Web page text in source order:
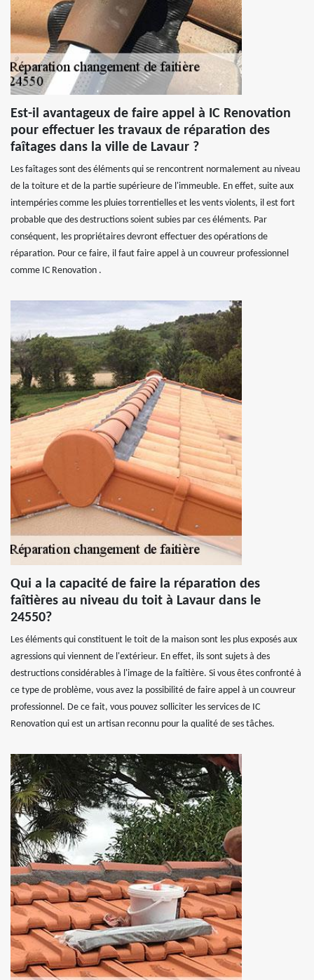
Est-il avantageux de faire appel à IC Renovation
pour effectuer les travaux de réparation des
faîtages dans la ville de Lavaur ?
Les faîtages sont des éléments qui se rencontrent normalement au niveau
de la toiture et de la partie supérieure de l'immeuble. En effet, suite aux
intempéries comme les pluies torrentielles et les vents violents, il est fort
probable que des destructions soient subies par ces éléments. Par
conséquent, les propriétaires devront effectuer des opérations de
réparation. Pour ce faire, il faut faire appel à un couvreur professionnel
comme IC Renovation .
Qui a la capacité de faire la réparation des
faîtières au niveau du toit à Lavaur dans le
24550?
Les éléments qui constituent le toit de la maison sont les plus exposés aux
agressions qui viennent de l'extérieur. En effet, ils sont sujets à des
destructions considérables à l'image de la faîtière. Si vous êtes confronté à
ce type de problème, vous avez la possibilité de faire appel à un couvreur
professionnel. De ce fait, vous pouvez solliciter les services de IC
Renovation qui est un artisan reconnu pour la qualité de ses tâches.